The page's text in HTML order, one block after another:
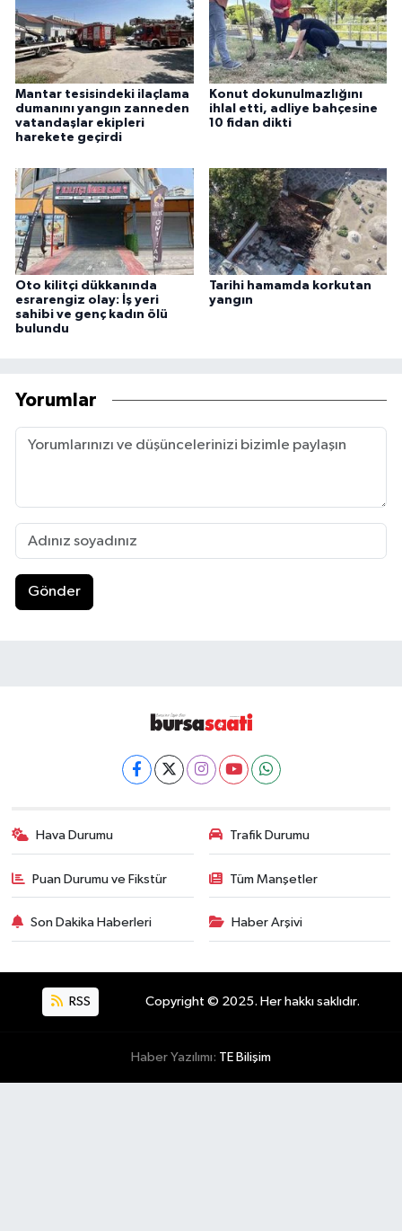
Mantar tesisindeki ilaçlama
dumanını yangın zanneden
vatandaşlar ekipleri
harekete geçirdi
Konut dokunulmazlığını
ihlal etti, adliye bahçesine
10 fidan dikti
Oto kilitçi dükkanında
esrarengiz olay: İş yeri
sahibi ve genç kadın ölü
bulundu
Tarihi hamamda korkutan
yangın
Yorumlar
Gönder
Hava Durumu Trafik Durumu
Puan Durumu ve Fikstür Tüm Manşetler
Son Dakika Haberleri Haber Arşivi
RSS Copyright © 2025. Her hakkı saklıdır.
Haber Yazılımı: TE Bilişim